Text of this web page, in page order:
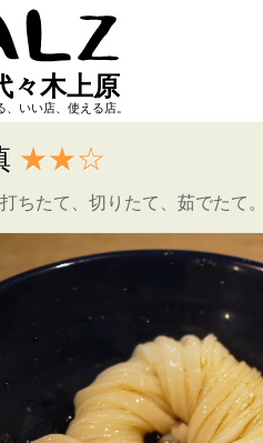
々木上原
いい店、使える店。
★★☆
打ちたて、切りたて、茹でたて